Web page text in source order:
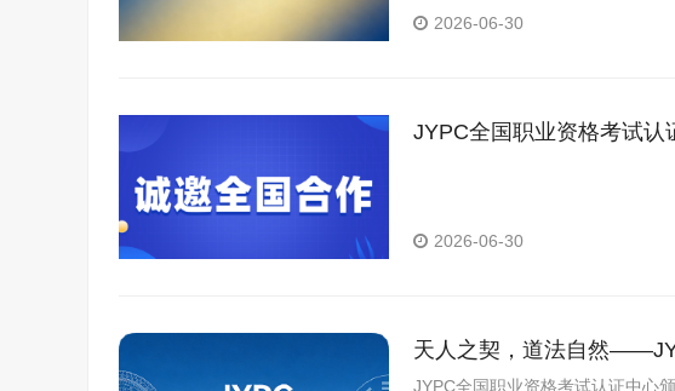
2026-06-30
JYPC全国职业资格考试
2026-06-30
天人之契，道法自然
JYPC全国职业资格考试认证中心